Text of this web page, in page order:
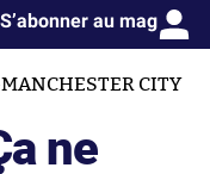
S’abonner au mag
CITY
ne